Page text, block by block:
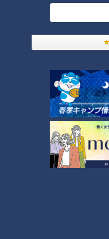
抽選で10名様にチョコレートが
当たる！「ミモザの日」プレゼ
雨の日でも前向きに！心理学を
使ったレイングッズ選び